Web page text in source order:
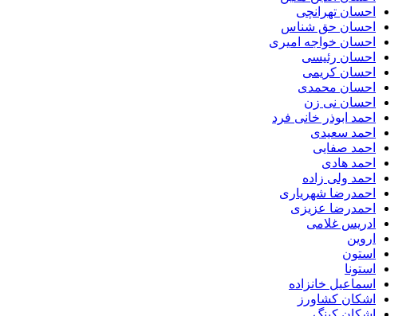
احسان تهرانچی
احسان حق شناس
احسان خواجه امیری
احسان رئیسی
احسان کریمی
احسان محمدی
احسان نی زن
احمد ابوذر خانی فرد
احمد سعیدی
احمد صفایی
احمد هادی
احمد ولی زاده
احمدرضا شهریاری
احمدرضا عزیزی
ادریس غلامی
اروین
استون
استونا
اسماعیل خانزاده
اشکان کشاورز